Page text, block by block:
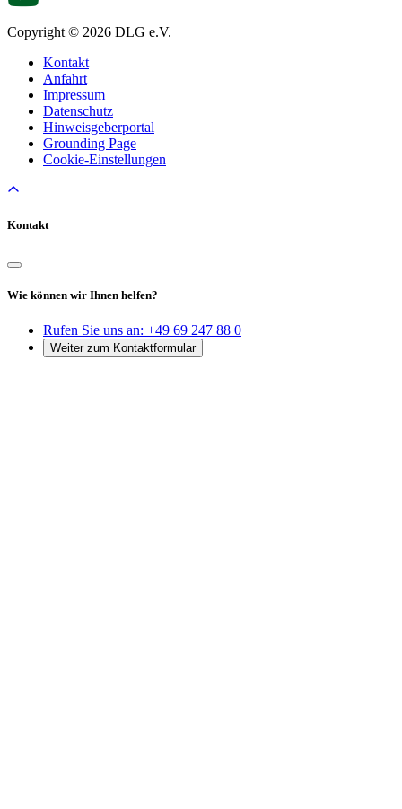
Copyright © 2026 DLG e.V.
Kontakt
Anfahrt
Impressum
Datenschutz
Hinweisgeberportal
Grounding Page
Cookie-Einstellungen
Kontakt
Wie können wir Ihnen helfen?
Rufen Sie uns an: +49 69 247 88 0